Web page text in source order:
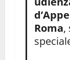
Roma,